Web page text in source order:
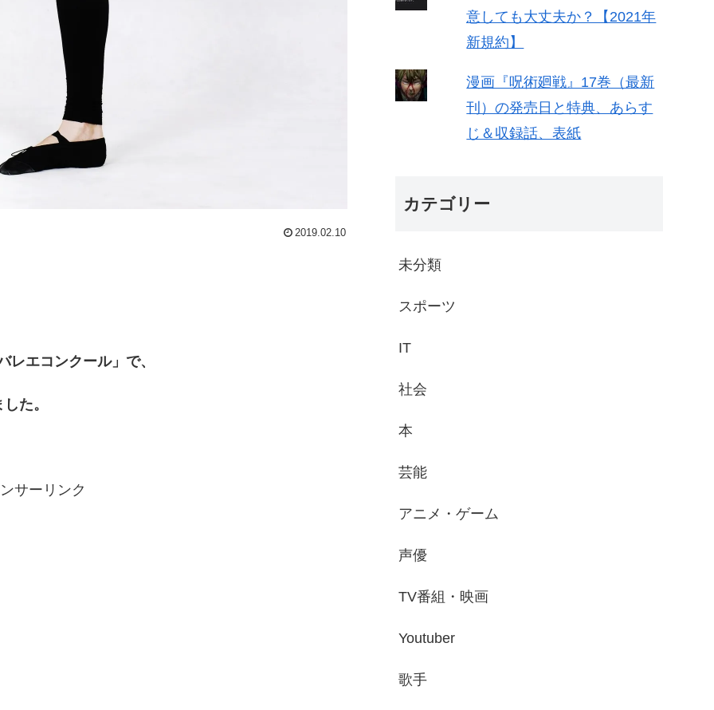
2019.02.10
エコンクール」で、
た。
サーリンク
意しても大丈夫か？【2021年
新規約】
漫画『呪術廻戦』17巻（最新
刊）の発売日と特典、あらす
じ＆収録話、表紙
カテゴリー
未分類
スポーツ
IT
社会
本
芸能
アニメ・ゲーム
声優
TV番組・映画
Youtuber
歌手